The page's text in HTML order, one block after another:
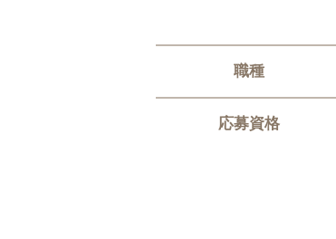
職種
応募資格